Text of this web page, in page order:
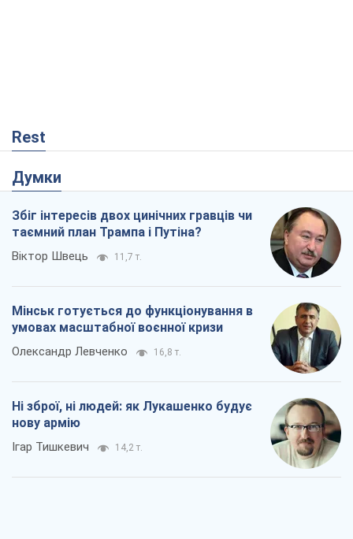
Rest
Думки
Збіг інтересів двох цинічних гравців чи
таємний план Трампа і Путіна?
Віктор Швець 11,7 т.
Мінськ готується до функціонування в
умовах масштабної воєнної кризи
Олександр Левченко 16,8 т.
Ні зброї, ні людей: як Лукашенко будує
нову армію
Ігар Тишкевич 14,2 т.